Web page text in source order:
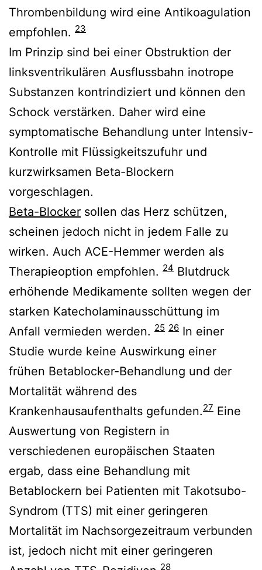
Thrombenbildung wird eine Antikoagulation
empfohlen. 23
Im Prinzip sind bei einer Obstruktion der
linksventrikulären Ausflussbahn inotrope
Substanzen kontrindiziert und können den
Schock verstärken. Daher wird eine
symptomatische Behandlung unter Intensiv-
Kontrolle mit Flüssigkeitszufuhr und
kurzwirksamen Beta-Blockern
vorgeschlagen.
Beta-Blocker sollen das Herz schützen,
scheinen jedoch nicht in jedem Falle zu
wirken. Auch ACE-Hemmer werden als
Therapieoption empfohlen. 24 Blutdruck
erhöhende Medikamente sollten wegen der
starken Katecholaminausschüttung im
Anfall vermieden werden. 25 26 In einer
Studie wurde keine Auswirkung einer
frühen Betablocker-Behandlung und der
Mortalität während des
Krankenhausaufenthalts gefunden.27 Eine
Auswertung von Registern in
verschiedenen europäischen Staaten
ergab, dass eine Behandlung mit
Betablockern bei Patienten mit Takotsubo-
Syndrom (TTS) mit einer geringeren
Mortalität im Nachsorgezeitraum verbunden
ist, jedoch nicht mit einer geringeren
28